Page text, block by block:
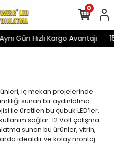
Gün Hızlı Kargo Avantajı
0
iç mekan projelerinde
sunan bir aydınlatma
ile üretilen bu çubuk LED’ler,
sağlar. 12 Volt çalışma
sunan bu ürünler, vitrin,
idealdir ve kolay montaj